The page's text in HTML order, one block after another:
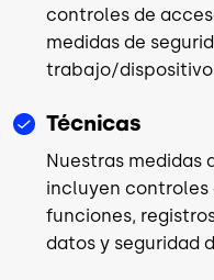
controles de
medidas de
trabajo/
Técnicas
Nuestras
incluyen controles
funciones,
datos y seguridad